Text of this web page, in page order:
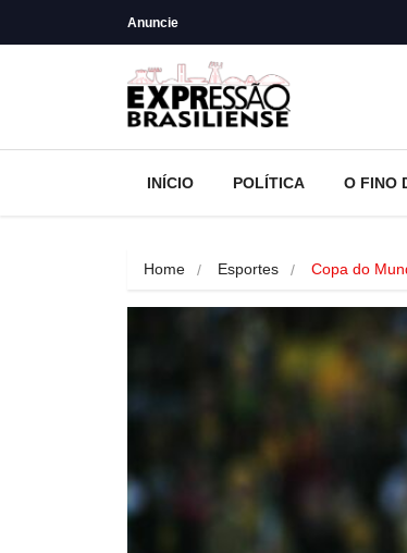
Anuncie
INÍCIO POLÍTICA O FINO
Home Esportes Copa do